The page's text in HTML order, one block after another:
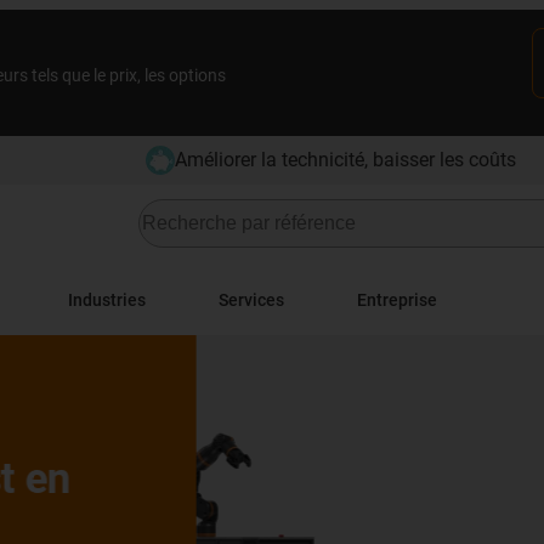
tels que le prix, les options
Améliorer la technicité, baisser les coûts
Industries Services Entreprise